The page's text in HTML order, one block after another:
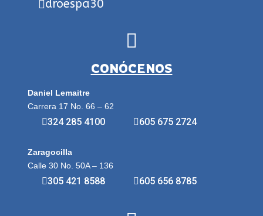
droespa30
CONÓCENOS
Daniel Lemaitre
Carrera 17 No. 66 – 62
324 285 4100 605 675 2724
Zaragocilla
Calle 30 No. 50A – 136
305 421 8588 605 656 8785